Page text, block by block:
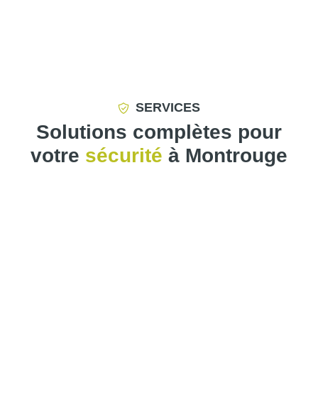
SERVICES
Solutions complètes pour
votre sécurité à Montrouge